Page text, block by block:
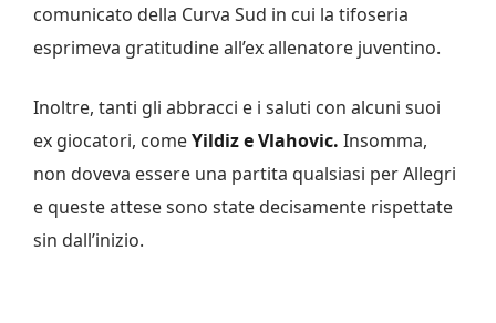
comunicato della Curva Sud in cui la tifoseria
esprimeva gratitudine all’ex allenatore juventino.
Inoltre, tanti gli abbracci e i saluti con alcuni suoi
ex giocatori, comeYildiz e Vlahovic. Insomma,
non doveva essere una partita qualsiasi per Allegri
e queste attese sono state decisamente rispettate
sin dall’inizio.